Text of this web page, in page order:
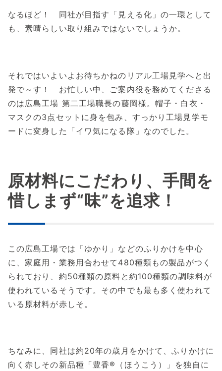
なるほど！ 同社が目指す「見える化」の一環として
も、素晴らしい取り組みではないでしょうか。
それではいよいよお待ちかねのリアル工場見学へと出
発で～す！ お忙しい中、ご案内役を務めてくださる
のは広島工場 第二工場職長の藤岡様。帽子・白衣・
マスクの3点セットに身を包み、すっかり工場見学モ
ードに変身した「イワ気になる隊」なのでした。
原材料にこだわり、手間を
惜しまず“味”を追求！
この広島工場では「ゆかり」などのふりかけを中心
に、家庭用・業務用合わせて480種類もの製品がつく
られており、約50種類の原料と約100種類の調味料が
使われているそうです。その中でも最も多く使われて
いる原材料が赤しそ。
ちなみに、同社は約20年の歳月をかけて、ふりかけに
向く赤しその新品種「豊香®（ほうこう）」を独自に